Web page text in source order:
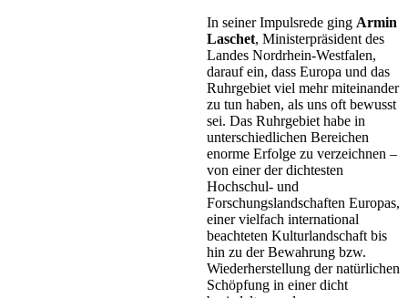
In seiner Impulsrede ging Armin
Laschet, Ministerpräsident des
Landes Nordrhein-Westfalen,
darauf ein, dass Europa und das
Ruhrgebiet viel mehr miteinander
zu tun haben, als uns oft bewusst
sei. Das Ruhrgebiet habe in
unterschiedlichen Bereichen
enorme Erfolge zu verzeichnen –
von einer der dichtesten
Hochschul- und
Forschungslandschaften Europas,
einer vielfach international
beachteten Kulturlandschaft bis
hin zu der Bewahrung bzw.
Wiederherstellung der natürlichen
Schöpfung in einer dicht